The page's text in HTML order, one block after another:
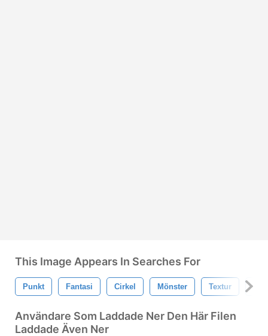
This Image Appears In Searches For
Punkt Fantasi Cirkel Mönster Textur
Användare Som Laddade Ner Den Här Filen
Laddade Även Ner